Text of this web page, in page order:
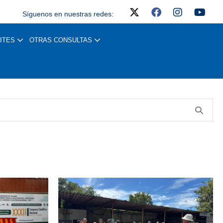
Síguenos en nuestras redes:
OTRAS CONSULTAS